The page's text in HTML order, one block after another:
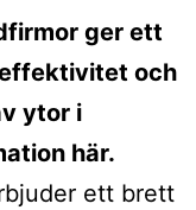
ger ett
och
ytor i
här.
ett brett